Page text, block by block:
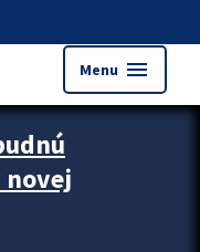
Menu menu